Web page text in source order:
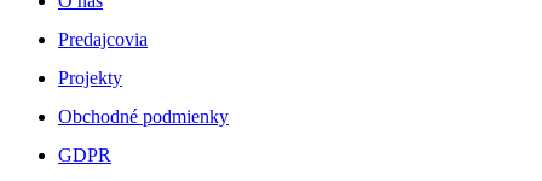
Predajcovia
Projekty
Obchodné podmienky
GDPR